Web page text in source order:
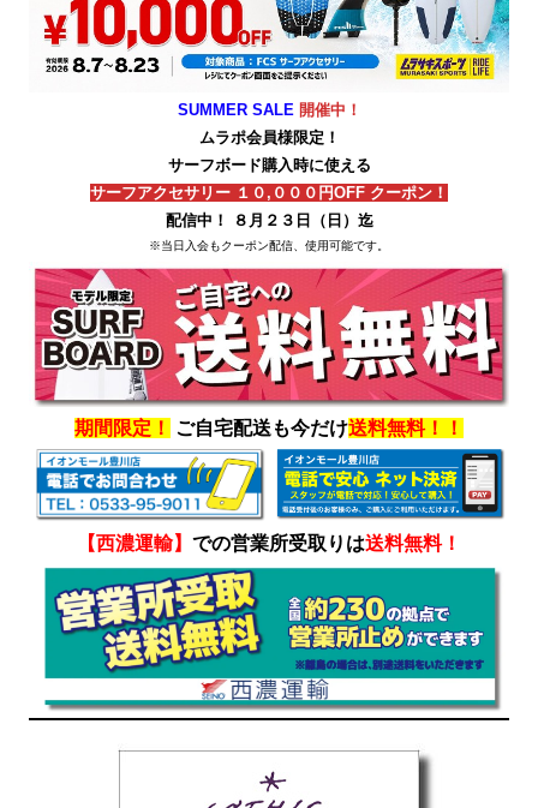
SUMMER SALE 開催中！
ムラポ会員様限定！
サーフボード購入時に使える
サーフアクセサリー １０,０００円OFF クーポン！
配信中！ ８月２３日（日）迄
※当日入会もクーポン配信、使用可能です。
期間限定！ ご自宅配送も今だけ送料無料！！
【西濃運輸】 での営業所受取りは送料無料！